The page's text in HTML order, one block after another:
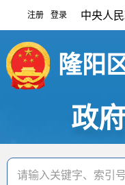
注册 登录 中央人
隆阳
政